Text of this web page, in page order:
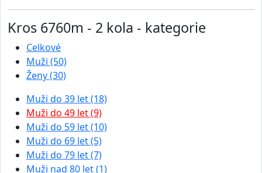
Kros 6760m - 2 kola - kategorie
Celkové
Muži (50)
Ženy (30)
Muži do 39 let (18)
Muži do 49 let (9)
Muži do 59 let (10)
Muži do 69 let (5)
Muži do 79 let (7)
Muži nad 80 let (1)